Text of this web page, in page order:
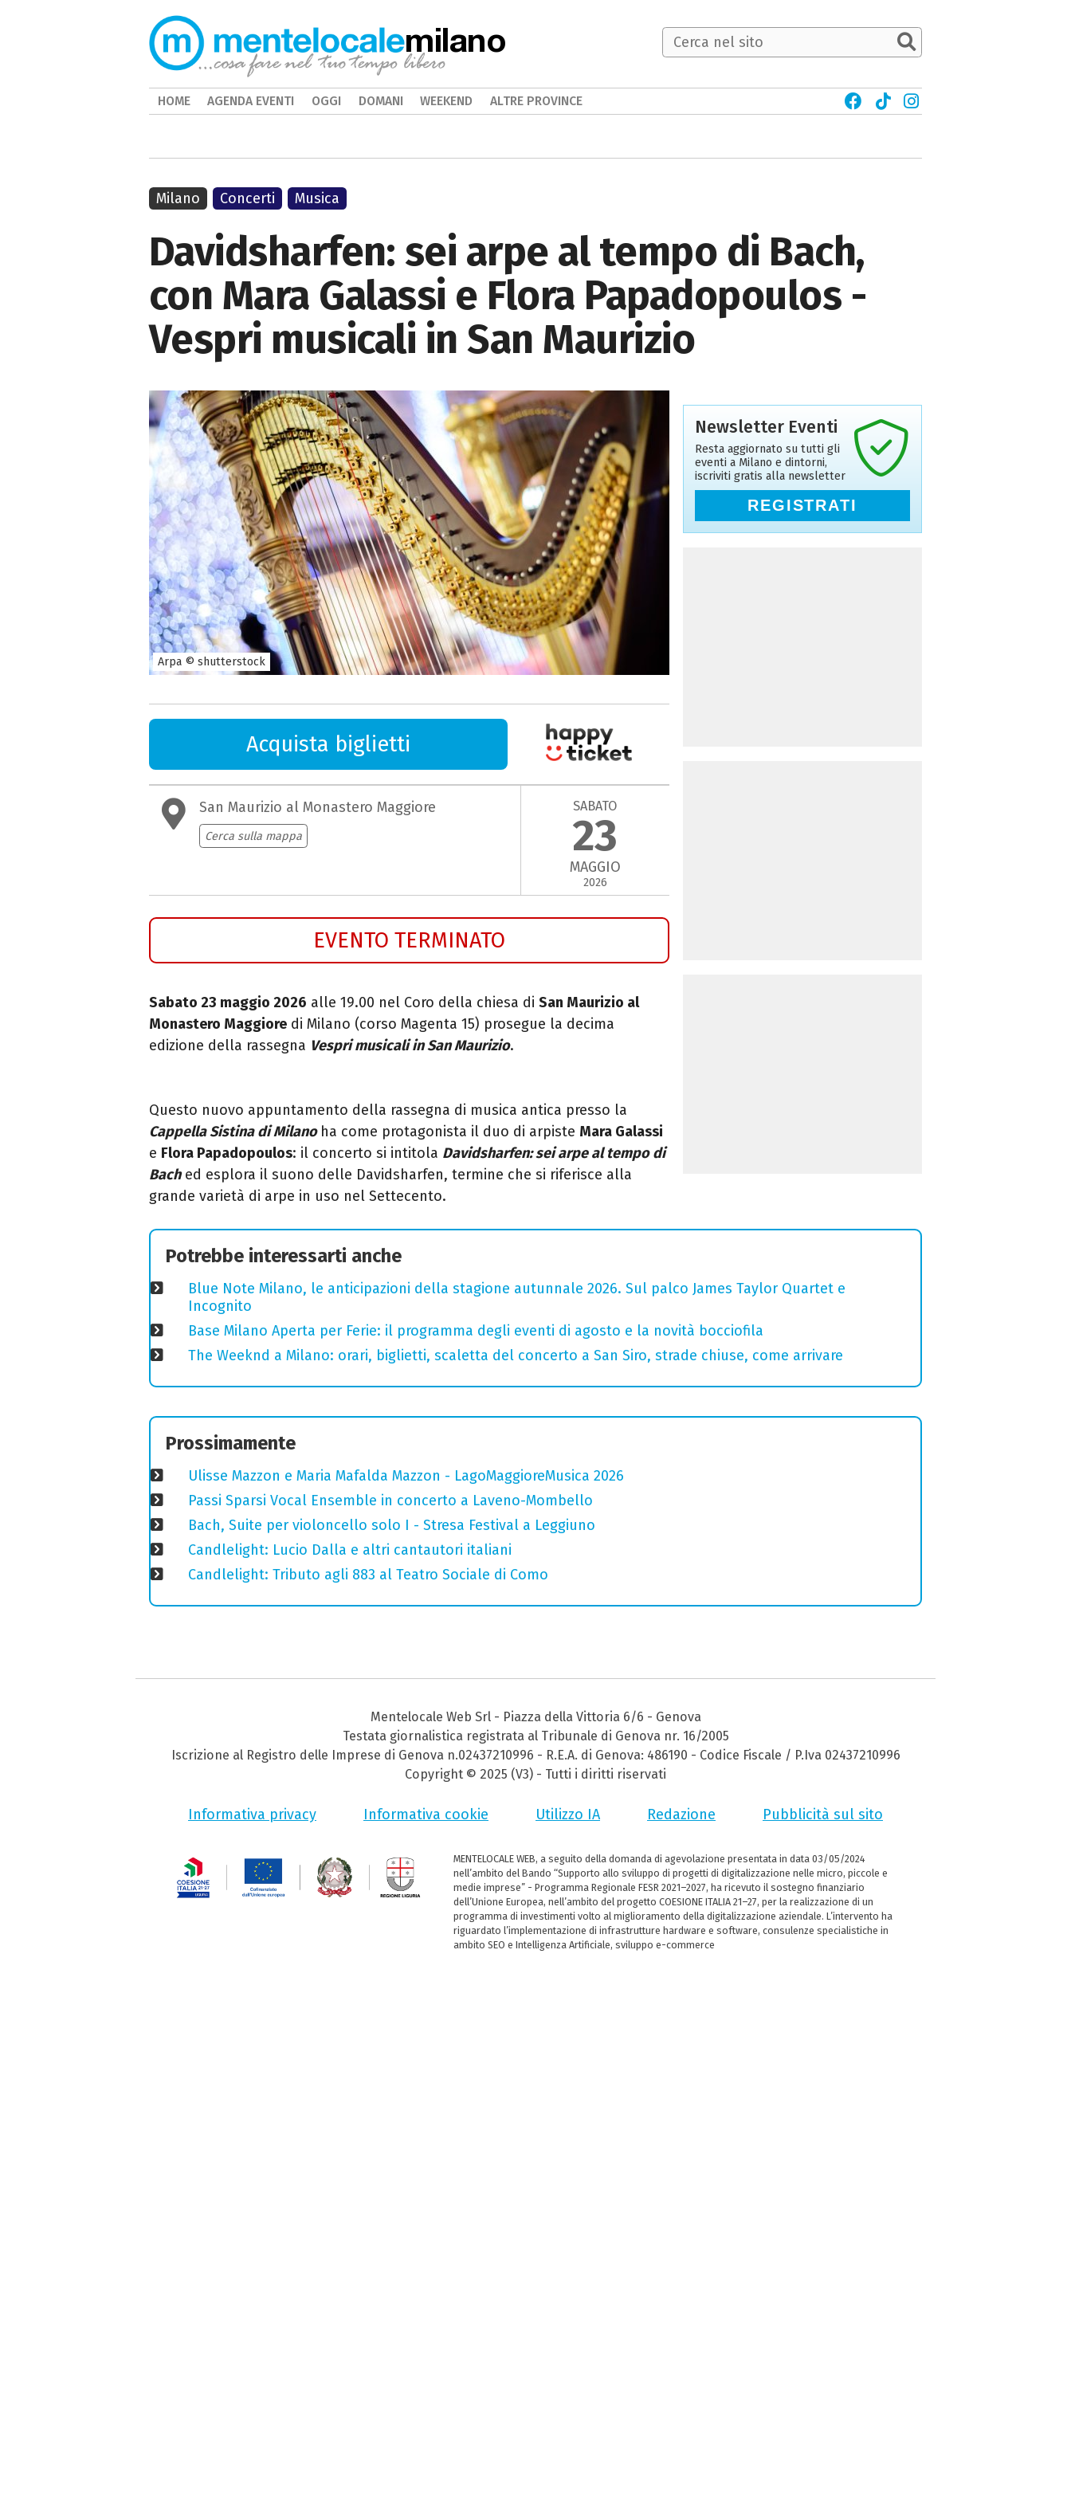
Davidsharfen: sei arpe al tempo di Bach,
con Mara Galassi e Flora Papadopoulos -
Vespri musicali in San Maurizio
Arpa © shutterstock
Acquista biglietti
San Maurizio al Monastero Maggiore
Cerca sulla mappa
SABATO
23
MAGGIO
2026
EVENTO TERMINATO
Sabato 23 maggio 2026 alle 19.00 nel Coro della chiesa di San Maurizio al
Monastero Maggiore di Milano (corso Magenta 15) prosegue la decima
edizione della rassegna Vespri musicali in San Maurizio.
Questo nuovo appuntamento della rassegna di musica antica presso la
Cappella Sistina di Milano ha come protagonista il duo di arpiste Mara Galassi
e Flora Papadopoulos: il concerto si intitola Davidsharfen: sei arpe al tempo di
Bached esplora il suono delle Davidsharfen, termine che si riferisce alla
grande varietà di arpe in uso nel Settecento.
Milano Concerti Musica
Newsletter Eventi
Resta aggiornato su tutti gli
eventi a Milano e dintorni,
iscriviti gratis alla newsletter
REGISTRATI
Potrebbe interessarti anche
Blue Note Milano, le anticipazioni della stagione autunnale 2026. Sul palco James Taylor Quartet e
Incognito
Base Milano Aperta per Ferie: il programma degli eventi di agosto e la novità bocciofila
The Weeknd a Milano: orari, biglietti, scaletta del concerto a San Siro, strade chiuse, come arrivare
Prossimamente
Ulisse Mazzon e Maria Mafalda Mazzon - LagoMaggioreMusica 2026
Passi Sparsi Vocal Ensemble in concerto a Laveno-Mombello
Bach, Suite per violoncello solo I - Stresa Festival a Leggiuno
Candlelight: Lucio Dalla e altri cantautori italiani
Candlelight: Tributo agli 883 al Teatro Sociale di Como
milano
HOME AGENDA EVENTI OGGI DOMANI WEEKEND ALTRE PROVINCE
Mentelocale Web Srl - Piazza della Vittoria 6/6 - Genova
Testata giornalistica registrata al Tribunale di Genova nr. 16/2005
Iscrizione al Registro delle Imprese di Genova n.02437210996 - R.E.A. di Genova: 486190 - Codice Fiscale / P.Iva 02437210996
Copyright © 2025 (V3) - Tutti i diritti riservati
Informativa privacy Informativa cookie Utilizzo IA Redazione Pubblicità sul sito
MENTELOCALE WEB, a seguito della domanda di agevolazione presentata in data 03/05/2024
nell’ambito del Bando “Supporto allo sviluppo di progetti di digitalizzazione nelle micro, piccole e
medie imprese” - Programma Regionale FESR 2021–2027, ha ricevuto il sostegno finanziario
dell’Unione Europea, nell’ambito del progetto COESIONE ITALIA 21–27, per la realizzazione di un
programma di investimenti volto al miglioramento della digitalizzazione aziendale. L’intervento ha
riguardato l’implementazione di infrastrutture hardware e software, consulenze specialistiche in
ambito SEO e Intelligenza Artificiale, sviluppo e-commerce